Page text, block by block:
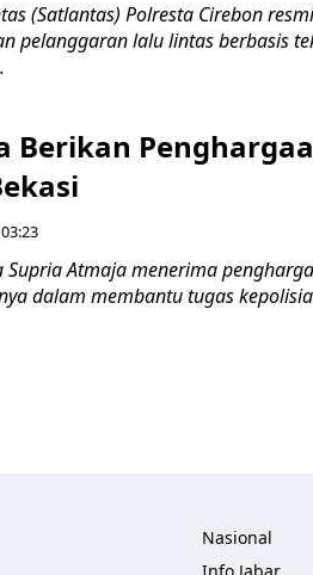
(Satlantas) Polresta Cirebon resmi
pelanggaran lalu lintas berbasis
Berikan
Supria Atmaja menerima
dalam membantu tugas
Nasional